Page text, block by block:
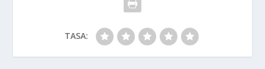
TASA: